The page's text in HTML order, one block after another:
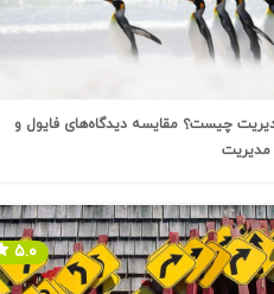
چیست؟ مقایسه دیدگاه‌های فایول و
مدیریت
۵.۰